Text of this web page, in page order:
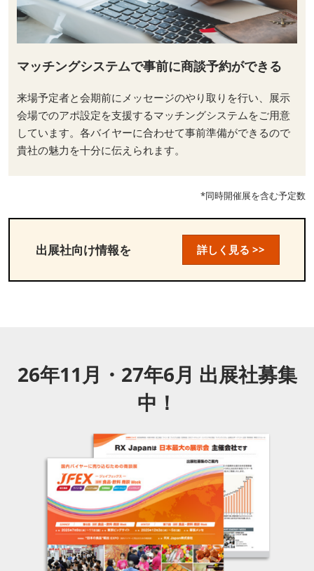
マッチングシステムで事前に商談予約ができる
来場予定者と会期前にメッセージのやり取りを行い、展示
会場でのアポ設定を支援するマッチングシステムをご用意
しています。各バイヤーに合わせて事前準備ができるので
貴社の魅力を十分に伝えられます。
*同時開催展を含む予定数
出展社向け情報を 詳しく見る >>
26年11月・27年6月 出展社募集
中！